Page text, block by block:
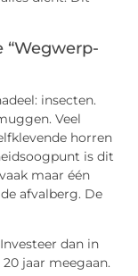
“Wegwerp-
insecten.
Veel
horren
is dit
maar één
afvalberg. De
dan in
jaar meegaan.